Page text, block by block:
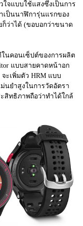
ใจแบบใช้แสงซึ่งเป็นการ
เป็นนาฬิการุ่นแรกของ
ก็ว่าได้ (ขอบอกว่าขนาด
นคอนเซ็ปต์ของการผลิต
แบบสายคาดหน้าอก
จะเพิ่มตัว HRM แบบ
นยำสูงในการวัดอัตรา
สิทธิภาพถือว่าทำได้ใกล้